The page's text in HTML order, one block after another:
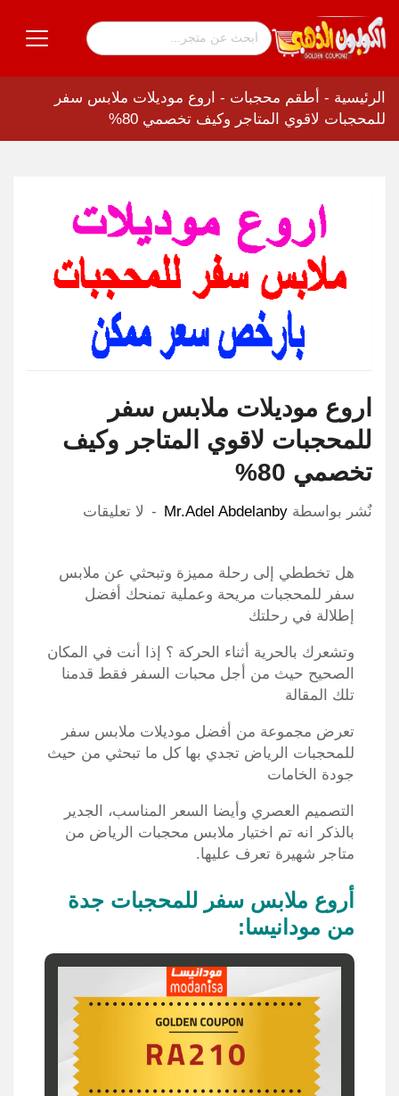
الرئيسية - أطقم محجبات - اروع موديلات ملابس سفر
للمحجبات لاقوي المتاجر وكيف تخصمي 80%
اروع موديلات ملابس سفر
للمحجبات لاقوي المتاجر وكيف
تخصمي 80%
نٌشر بواسطة Mr.Adel Abdelanby لا تعليقات
هل تخططي إلى رحلة مميزة وتبحثي عن ملابس
سفر للمحجبات مريحة وعملية تمنحك أفضل
إطلالة في رحلتك
وتشعرك بالحرية أثناء الحركة ؟ إذا أنت في المكان
الصحيح حيث من أجل محبات السفر فقط قدمنا
تلك المقالة
تعرض مجموعة من أفضل موديلات ملابس سفر
للمحجبات الرياض تجدي بها كل ما تبحثي من حيث
جودة الخامات
التصميم العصري وأيضا السعر المناسب، الجدير
بالذكر انه تم اختيار ملابس محجبات الرياض من
متاجر شهيرة تعرف عليها.
أروع ملابس سفر للمحجبات جدة
من مودانيسا: